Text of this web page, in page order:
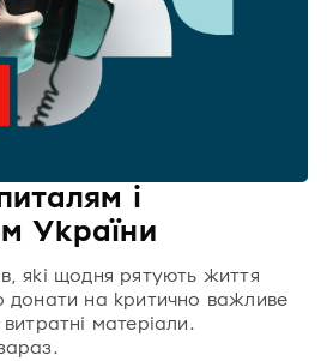
і
України
які щодня рятують життя
донати на критично важливе
матеріали.